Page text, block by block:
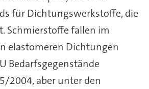
für Dichtungswerkstoffe, die
Schmierstoffe fallen im
elastomeren Dichtungen
Bedarfsgegenstände
2004, aber unter den